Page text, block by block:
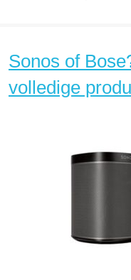
Sonos of
volledige